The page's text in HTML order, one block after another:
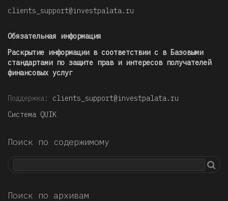
clients_support@investpalata.ru
Обязательная информация
Раскрытие информации в соответствии с в Базовыми
стандартами по защите прав и интересов получателей
финансовых услуг
Поддержка: clients_support@investpalata.ru
Система QUIK
Поиск по содержимому
Поиск по архивам